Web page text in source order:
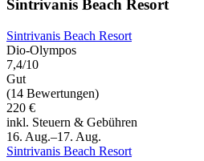
Sintrivanis Beach Resort
Sintrivanis Beach Resort
Dio-Olympos
7,4/10
Gut
(14 Bewertungen)
220 €
inkl. Steuern & Gebühren
16. Aug.–17. Aug.
Sintrivanis Beach Resort